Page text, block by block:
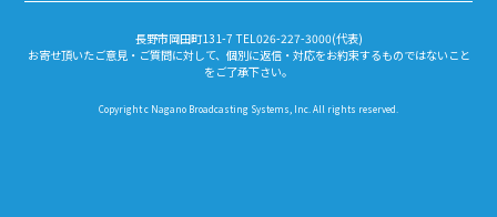
長野市岡田町131-7 TEL026-227-3000(代表)
お寄せ頂いたご意見・ご質問に対して、個別に返信・対応をお約束するものではないこと
をご了承下さい。
Copyright c Nagano Broadcasting Systems, Inc. All rights reserved.